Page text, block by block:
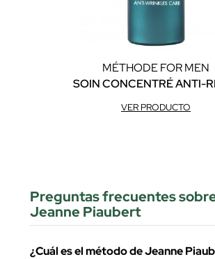
MÉTHODE FOR MEN
SOIN CONCENTRÉ ANTI-
VER PRODUCTO
Preguntas frecuentes
Jeanne Piaubert
¿Cuál es el método de Jeanne